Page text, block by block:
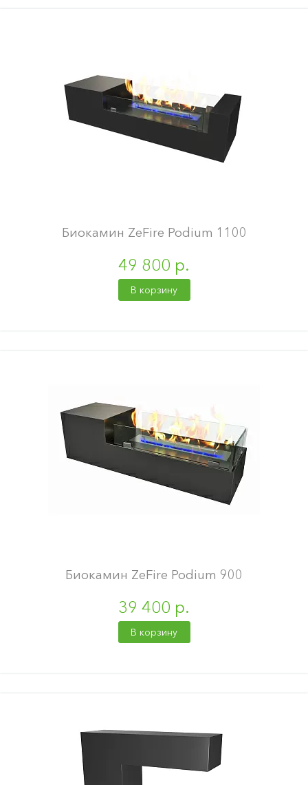
Биокамин ZeFire Podium 1100
49 800 р.
В корзину
Биокамин ZeFire Podium 900
39 400 р.
В корзину